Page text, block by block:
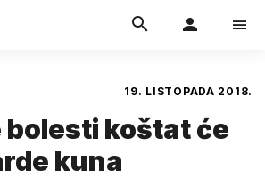
19. LISTOPADA 2018.
koštat će
kuna